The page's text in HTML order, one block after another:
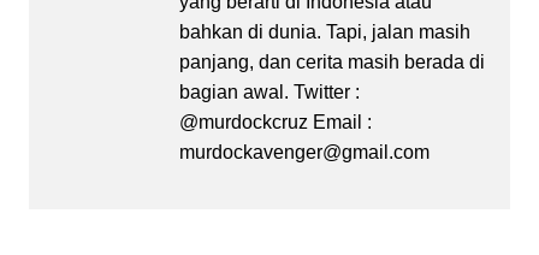
bahkan di dunia. Tapi, jalan masih
panjang, dan cerita masih berada di
bagian awal. Twitter :
@murdockcruz Email :
murdockavenger@gmail.com